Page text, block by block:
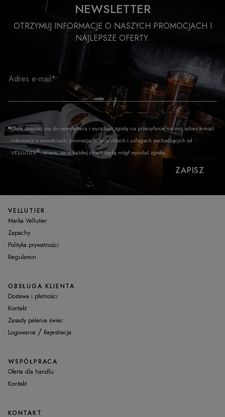
NEWSLETTER
OTRZYMUJ INFORMACJE O NASZYCH PROMOCJACH I
NAJLEPSZE OFERTY.
Adres e-mail*
Chcę zapisać się do newslettera i wyrażam zgodę na przesyłanie na mój adres e-mail
informacji o nowościach, promocjach, produktach i usługach pochodzących od
VELLUTIER®. Wiem, że w każdej chwili będę mógł wycofać zgodę.
ZAPISZ
VELLUTIER
Marka Vellutier
Zapachy
Polityka prywatności
Regulamin
OBSŁUGA KLIENTA
Dostawa i płatności
Kontakt
Zasady palenia świec
Logowanie / Rejestracja
WSPÓŁPRACA
Oferta dla handlu
Kontakt
KONTAKT